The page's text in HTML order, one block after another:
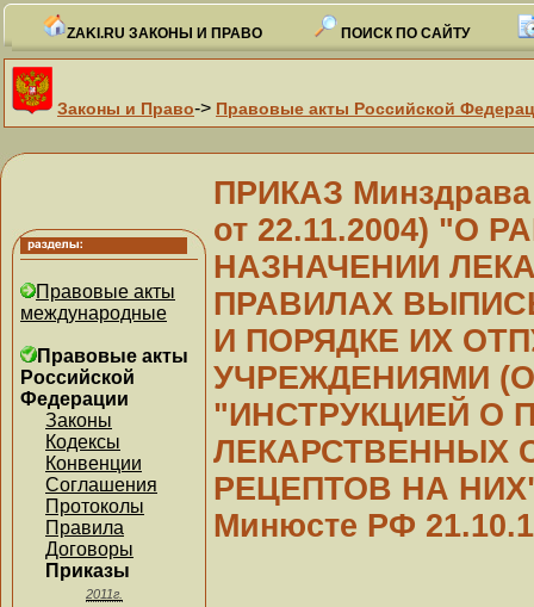
ZAKI.RU ЗАКОНЫ И ПРАВО ПОИСК ПО САЙТУ
Законы и Право-> Правовые акты Российской
Правовые акты
международные
Правовые акты
Российской
Федерации
Законы
Кодексы
Конвенции
Соглашения
Протоколы
Правила
Договоры
Приказы
2011г.
ПРИКАЗ Минздрава
от 22.11.2004) "О
НАЗНАЧЕНИИ
ПРАВИЛАХ
И ПОРЯДКЕ ИХ
УЧРЕЖДЕНИЯМИ
"ИНСТРУКЦИЕЙ О
ЛЕКАРСТВЕННЫХ
РЕЦЕПТОВ НА
Минюсте РФ